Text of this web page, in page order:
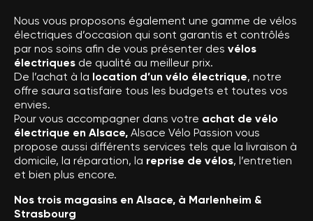
Nous vous proposons également une gamme de vélos
électriques d’occasion qui sont garantis et contrôlés
par nos soins afin de vous présenter des vélos
électriques de qualité au meilleur prix.
De l’achat à la location d’un vélo électrique, notre
offre saura satisfaire tous les budgets et toutes vos
envies.
Pour vous accompagner dans votre achat de vélo
électrique en Alsace, Alsace Vélo Passion vous
propose aussi différents services tels que la livraison à
domicile, la réparation, la reprise de vélos, l’entretien
et bien plus encore.
Nos trois magasins en Alsace, à Marlenheim &
Strasbourg